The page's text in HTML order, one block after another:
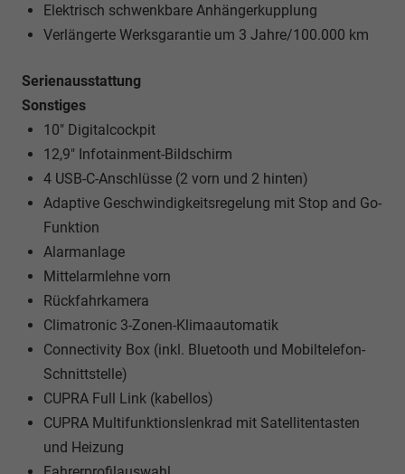
Elektrisch schwenkbare Anhängerkupplung
Verlängerte Werksgarantie um 3 Jahre/100.000 km
Serienausstattung
Sonstiges
10" Digitalcockpit
12,9" Infotainment-Bildschirm
4 USB-C-Anschlüsse (2 vorn und 2 hinten)
Adaptive Geschwindigkeitsregelung mit Stop and Go-
Funktion
Alarmanlage
Mittelarmlehne vorn
Rückfahrkamera
Climatronic 3-Zonen-Klimaautomatik
Connectivity Box (inkl. Bluetooth und Mobiltelefon-
Schnittstelle)
CUPRA Full Link (kabellos)
CUPRA Multifunktionslenkrad mit Satellitentasten
und Heizung